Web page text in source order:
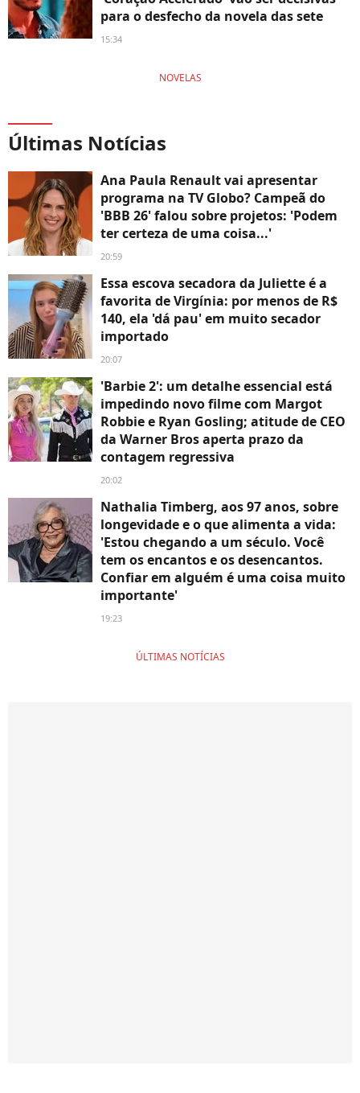
para o desfecho da novela das sete
15:34
NOVELAS
Últimas Notícias
Ana Paula Renault vai apresentar
programa na TV Globo? Campeã do
'BBB 26' falou sobre projetos: 'Podem
ter certeza de uma coisa...'
20:59
Essa escova secadora da Juliette é a
favorita de Virgínia: por menos de R$
140, ela 'dá pau' em muito secador
importado
20:07
'Barbie 2': um detalhe essencial está
impedindo novo filme com Margot
Robbie e Ryan Gosling; atitude de CEO
da Warner Bros aperta prazo da
contagem regressiva
20:02
Nathalia Timberg, aos 97 anos, sobre
longevidade e o que alimenta a vida:
'Estou chegando a um século. Você
tem os encantos e os desencantos.
Confiar em alguém é uma coisa muito
importante'
19:23
ÚLTIMAS NOTÍCIAS